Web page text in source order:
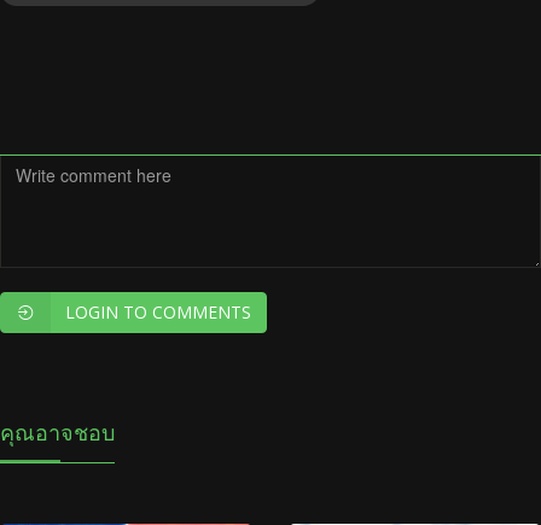
LOGIN TO COMMENTS
คุณอาจชอบ